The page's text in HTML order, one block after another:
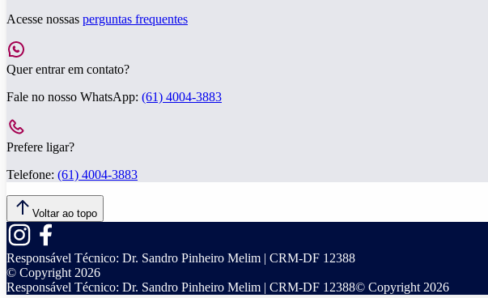
Acesse nossas perguntas frequentes
Quer entrar em contato?
Fale no nosso WhatsApp: (61) 4004-3883
Prefere ligar?
Telefone: (61) 4004-3883
Voltar ao topo
Responsável Técnico: Dr. Sandro Pinheiro Melim | CRM-DF 12388
© Copyright 2026
Responsável Técnico: Dr. Sandro Pinheiro Melim | CRM-DF 12388© Copyright 2026